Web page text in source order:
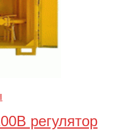
регулятор